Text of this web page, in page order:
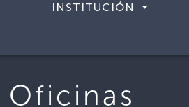
INSTITUCIÓN
Oficinas